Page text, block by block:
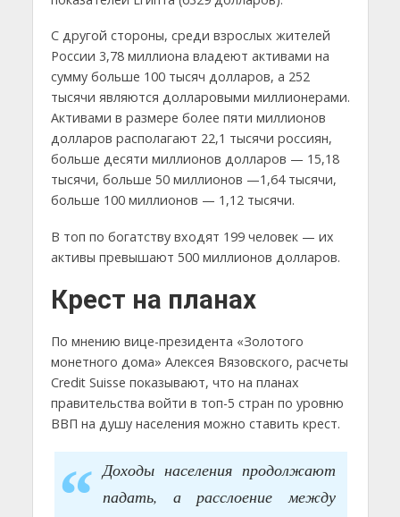
С другой стороны, среди взрослых жителей
России 3,78 миллиона владеют активами на
сумму больше 100 тысяч долларов, а 252
тысячи являются долларовыми миллионерами.
Активами в размере более пяти миллионов
долларов располагают 22,1 тысячи россиян,
больше десяти миллионов долларов — 15,18
тысячи, больше 50 миллионов —1,64 тысячи,
больше 100 миллионов — 1,12 тысячи.
В топ по богатству входят 199 человек — их
активы превышают 500 миллионов долларов.
Крест на планах
По мнению вице-президента «Золотого
монетного дома» Алексея Вязовского, расчеты
Credit Suisse показывают, что на планах
правительства войти в топ-5 стран по уровню
ВВП на душу населения можно ставить крест.
Доходы населения продолжают
падать, а расслоение между